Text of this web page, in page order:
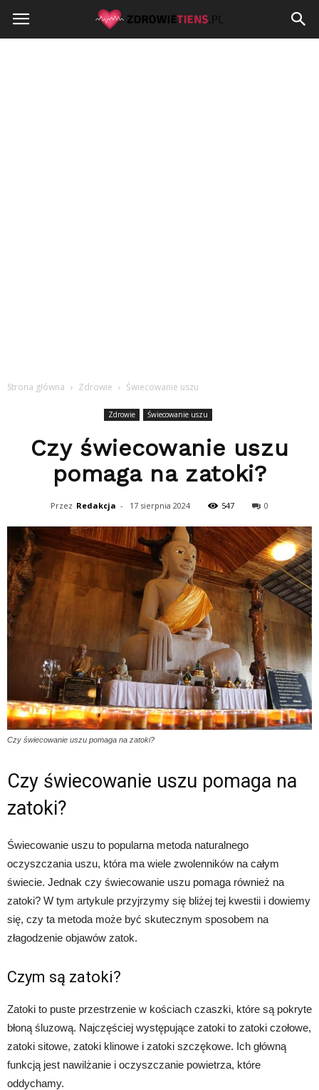
Zdrowietiens.pl
Strona główna Zdrowie Świecowanie uszu
Zdrowie Świecowanie uszu
Czy świecowanie uszu
pomaga na zatoki?
Przez Redakcja - 17 sierpnia 2024 547 0
Czy świecowanie uszu pomaga na zatoki?
Czy świecowanie uszu pomaga na
zatoki?
Świecowanie uszu to popularna metoda naturalnego
oczyszczania uszu, która ma wiele zwolenników na całym
świecie. Jednak czy świecowanie uszu pomaga również na
zatoki? W tym artykule przyjrzymy się bliżej tej kwestii i dowiemy
się, czy ta metoda może być skutecznym sposobem na
złagodzenie objawów zatok.
Czym są zatoki?
Zatoki to puste przestrzenie w kościach czaszki, które są pokryte
błoną śluzową. Najczęściej występujące zatoki to zatoki czołowe,
zatoki sitowe, zatoki klinowe i zatoki szczękowe. Ich główną
funkcją jest nawilżanie i oczyszczanie powietrza, które
oddychamy.